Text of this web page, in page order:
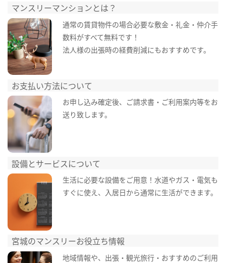
マンスリーマンションとは？
通常の賃貸物件の場合必要な敷金・礼金・仲介手
数料がすべて無料です！
法人様の出張時の経費削減にもおすすめです。
お支払い方法について
お申し込み確定後、ご請求書・ご利用案内等をお
送り致します。
設備とサービスについて
生活に必要な設備をご用意！水道やガス・電気も
すぐに使え、入居日から通常に生活ができます。
宮城のマンスリーお役立ち情報
地域情報や、出張・観光旅行・おすすめのご利用